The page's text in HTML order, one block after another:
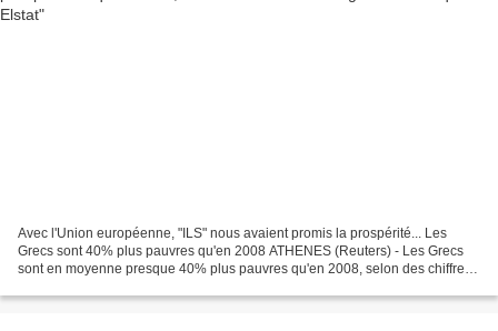
Avec l'Union européenne, "ILS" nous avaient promis la prospérité... Les
Grecs sont 40% plus pauvres qu'en 2008 ATHENES (Reuters) - Les Grecs
sont en moyenne presque 40% plus pauvres qu'en 2008, selon des chiffres